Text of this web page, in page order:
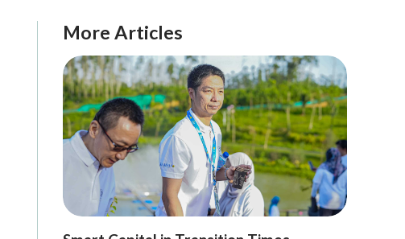
More Articles